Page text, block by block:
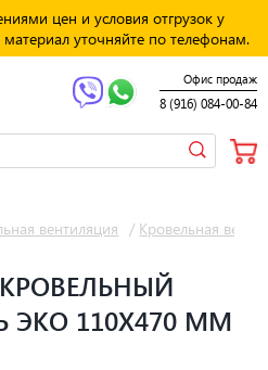
цен и условия отгрузок у
уточняйте по телефонам.
Офис продаж
8 (916) 084-00-84
вентиляция / Кровельная
ЭКО 110Х470 ММ